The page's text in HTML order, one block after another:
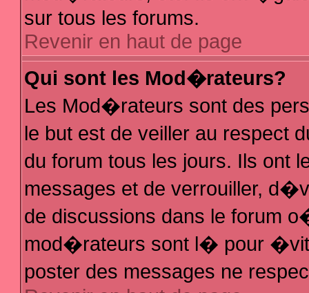
sur tous les forums.
Revenir en haut de page
Qui sont les Mod�rateurs?
Les Mod�rateurs sont des
le but est de veiller au respect
du forum tous les jours. Ils ont
messages et de verrouiller,
de discussions dans le forum
mod�rateurs sont l� pour
poster des messages ne